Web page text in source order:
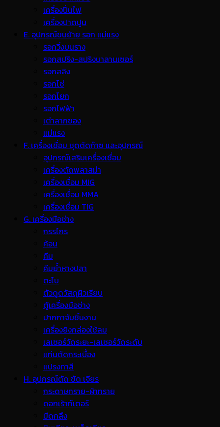
เครื่องปั่นไฟ
เครื่องปาดปูน
E. อุปกรณ์ขนย้าย รอก แม่แรง
รอกวิ่งบนราง
รอกสปริง-สปริงบาลานเซอร์
รอกสลิง
รอกโซ่
รอกโยก
รอกไฟฟ้า
เต่าลากของ
แม่แรง
F. เครื่องเชื่อม ชุดตัดก๊าซ และอุปกรณ์
อุปกรณ์เสริมเครื่องเชื่อม
เครื่องตัดพลาสม่า
เครื่องเชื่อม MIG
เครื่องเชื่อม MMA
เครื่องเชื่อม TIG
G. เครื่องมือช่าง
กรรไกร
ค้อน
คีม
คีมย้ำหางปลา
ตะไบ
ตัวดูดวัสดุผิวเรียบ
ตู้เครื่องมือช่าง
ปากกาจับชิ้นงาน
เครื่องยิงกล่องใช้ลม
เลเซอร์วัดระยะ-เลเซอร์วัดระดับ
แท่นตัดกระเบื้อง
แปรงทาสี
H. อุปกรณ์ตัด ขัด เจียร
กระดาษทราย-ผ้าทราย
ดอกเร้าท์เตอร์
มีดกลึง